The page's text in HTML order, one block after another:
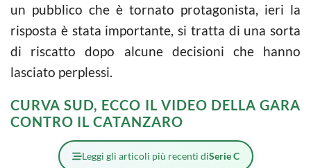
un pubblico che è tornato protagonista, ieri la
risposta è stata importante, si tratta di una sorta
di riscatto dopo alcune decisioni che hanno
lasciato perplessi.
CURVA SUD, ECCO IL VIDEO DELLA GARA
CONTRO IL CATANZARO
Leggi gli articoli più recenti diSerie C